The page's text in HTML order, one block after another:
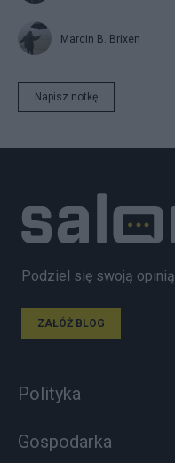
Marcin B. Brixen
Napisz notkę
Podziel się swoją opinią
ZAŁÓŻ BLOG
Polityka
Gospodarka